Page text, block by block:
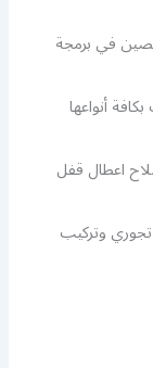
في برمجة
أنواعها
اعطال قفل
وتركيب